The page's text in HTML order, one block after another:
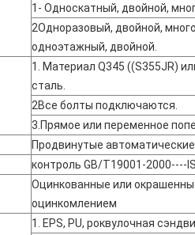
1- Односкатный, двойной,
2Одноразовый, двойной,
одноэтажный, двойной.
1. Материал Q345 ((S355JR)
сталь.
2Все болты подключаются.
3.Прямое или переменное
Продвинутые
контроль GB/T19001-2000----
Оцинкованные или
оцинкомлением
1. EPS, PU, роквулочная